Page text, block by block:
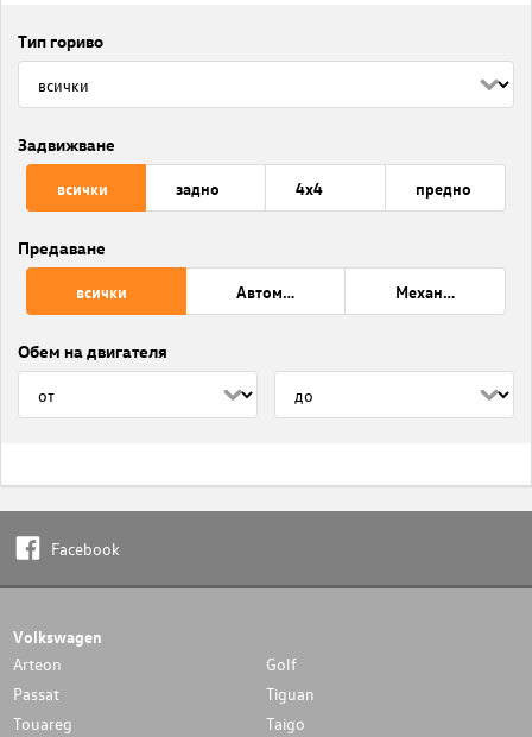
Тип гориво
Задвижване
всички задно 4x4 предно
Предаване
всички Автоматик Механична трансмисия
Обем на двигателя
Facebook
Volkswagen
Arteon
Golf
Passat
Tiguan
Touareg
Taigo